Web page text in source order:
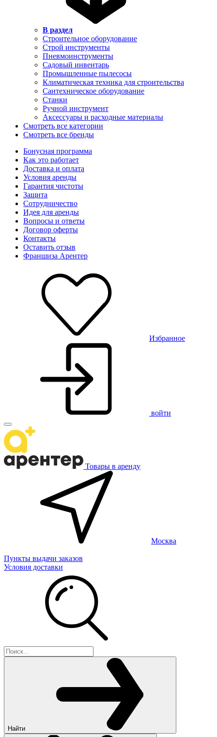
В раздел
Строительное оборудование
Строй инструменты
Пневмоинструменты
Садовый инвентарь
Промышленные пылесосы
Климатическая техника для строительства
Сантехническое оборудование
Станки
Ручной инструмент
Аксессуары и расходные материалы
Смотреть все категории
Смотреть все бренды
Бонусная программа
Как это работает
Доставка и оплата
Условия аренды
Гарантия чистоты
Защита
Сотрудничество
Идея для аренды
Вопросы и ответы
Договор оферты
Контакты
Оставить отзыв
Франшиза Арентер
Избранное
войти
Товары в аренду
Москва
Пункты выдачи заказов
Условия доставки
Найти